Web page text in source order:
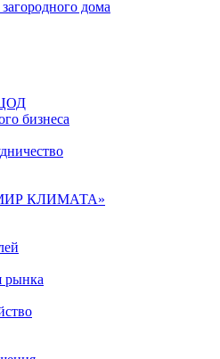
дома
бизнеса
КЛИМАТА»
рынка